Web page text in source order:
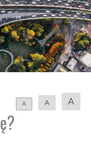
A A A